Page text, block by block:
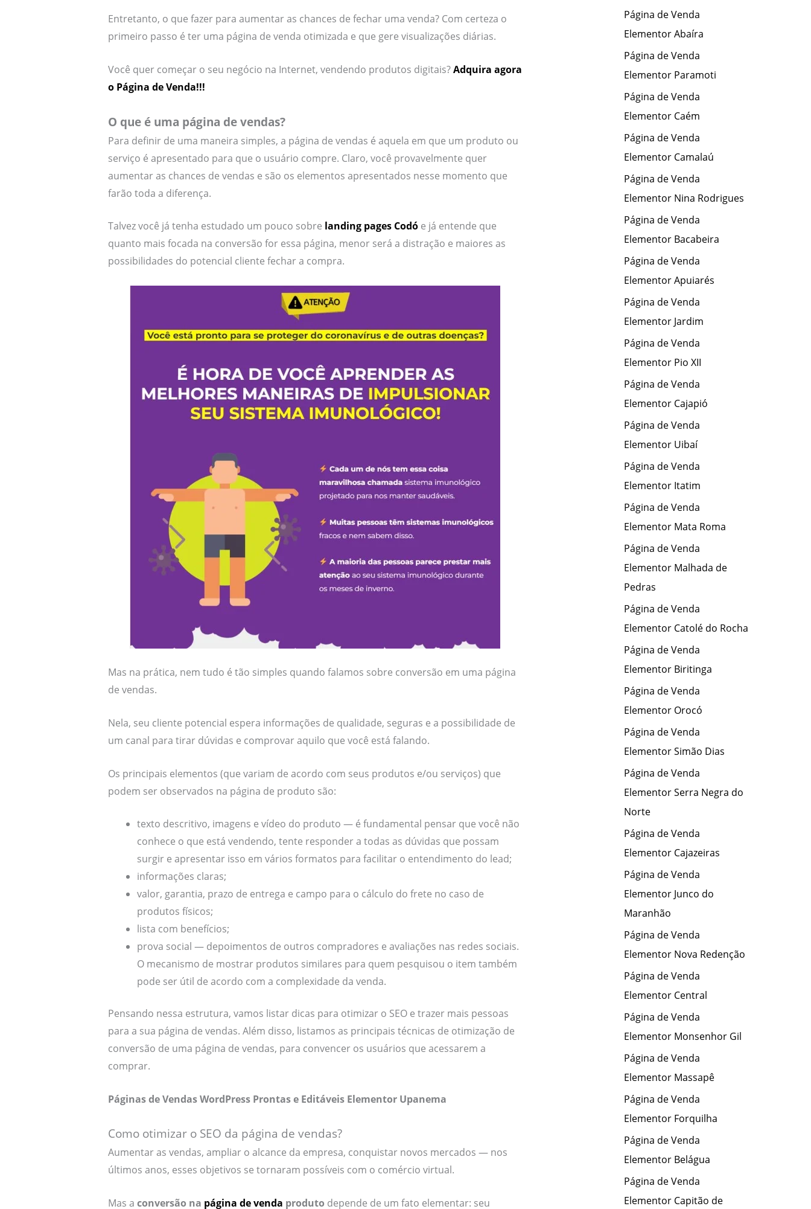
Entretanto, o que fazer para aumentar as chances de fechar uma venda? Com certeza o
primeiro passo é ter uma página de venda otimizada e que gere visualizações diárias.
Você quer começar o seu negócio na Internet, vendendo produtos digitais?Adquira agora
o Página de Venda!!!
O que é uma página de vendas?
Para definir de uma maneira simples, a página de vendas é aquela em que um produto ou
serviço é apresentado para que o usuário compre. Claro, você provavelmente quer
aumentar as chances de vendas e são os elementos apresentados nesse momento que
farão toda a diferença.
Talvez você já tenha estudado um pouco sobre landing pages Codóe já entende que
quanto mais focada na conversão for essa página, menor será a distração e maiores as
possibilidades do potencial cliente fechar a compra.
Mas na prática, nem tudo é tão simples quando falamos sobre conversão em uma página
de vendas.
Nela, seu cliente potencial espera informações de qualidade, seguras e a possibilidade de
um canal para tirar dúvidas e comprovar aquilo que você está falando.
Os principais elementos (que variam de acordo com seus produtos e/ou serviços) que
podem ser observados na página de produto são:
texto descritivo, imagens e vídeo do produto — é fundamental pensar que você não
conhece o que está vendendo, tente responder a todas as dúvidas que possam
surgir e apresentar isso em vários formatos para facilitar o entendimento do lead;
informações claras;
valor, garantia, prazo de entrega e campo para o cálculo do frete no caso de
produtos físicos;
lista com benefícios;
prova social — depoimentos de outros compradores e avaliações nas redes sociais.
O mecanismo de mostrar produtos similares para quem pesquisou o item também
pode ser útil de acordo com a complexidade da venda.
Pensando nessa estrutura, vamos listar dicas para otimizar o SEO e trazer mais pessoas
para a sua página de vendas. Além disso, listamos as principais técnicas de otimização de
conversão de uma página de vendas, para convencer os usuários que acessarem a
comprar.
Páginas de Vendas WordPress Prontas e Editáveis Elementor Upanema
Como otimizar o SEO da página de vendas?
Aumentar as vendas, ampliar o alcance da empresa, conquistar novos mercados — nos
últimos anos, esses objetivos se tornaram possíveis com o comércio virtual.
Mas a conversão na página de venda produto depende de um fato elementar: seu
Página de Venda
Elementor Abaíra
Página de Venda
Elementor Paramoti
Página de Venda
Elementor Caém
Página de Venda
Elementor Camalaú
Página de Venda
Elementor Nina Rodrigues
Página de Venda
Elementor Bacabeira
Página de Venda
Elementor Apuiarés
Página de Venda
Elementor Jardim
Página de Venda
Elementor Pio XII
Página de Venda
Elementor Cajapió
Página de Venda
Elementor Uibaí
Página de Venda
Elementor Itatim
Página de Venda
Elementor Mata Roma
Página de Venda
Elementor Malhada de
Pedras
Página de Venda
Elementor Catolé do Rocha
Página de Venda
Elementor Biritinga
Página de Venda
Elementor Orocó
Página de Venda
Elementor Simão Dias
Página de Venda
Elementor Serra Negra do
Norte
Página de Venda
Elementor Cajazeiras
Página de Venda
Elementor Junco do
Maranhão
Página de Venda
Elementor Nova Redenção
Página de Venda
Elementor Central
Página de Venda
Elementor Monsenhor Gil
Página de Venda
Elementor Massapê
Página de Venda
Elementor Forquilha
Página de Venda
Elementor Belágua
Página de Venda
Elementor Capitão de